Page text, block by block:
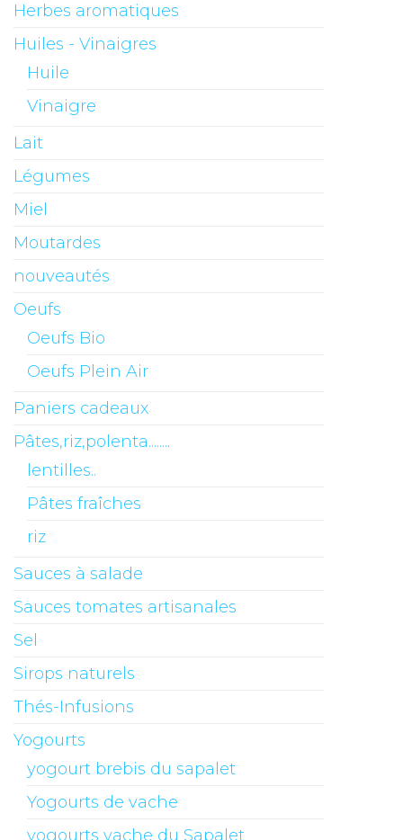
Herbes aromatiques
Huiles - Vinaigres
Huile
Vinaigre
Lait
Légumes
Miel
Moutardes
nouveautés
Oeufs
Oeufs Bio
Oeufs Plein Air
Paniers cadeaux
Pâtes,riz,polenta........
lentilles..
Pâtes fraîches
riz
Sauces à salade
Sauces tomates artisanales
Sel
Sirops naturels
Thés-Infusions
Yogourts
yogourt brebis du sapalet
Yogourts de vache
yogourts vache du Sapalet